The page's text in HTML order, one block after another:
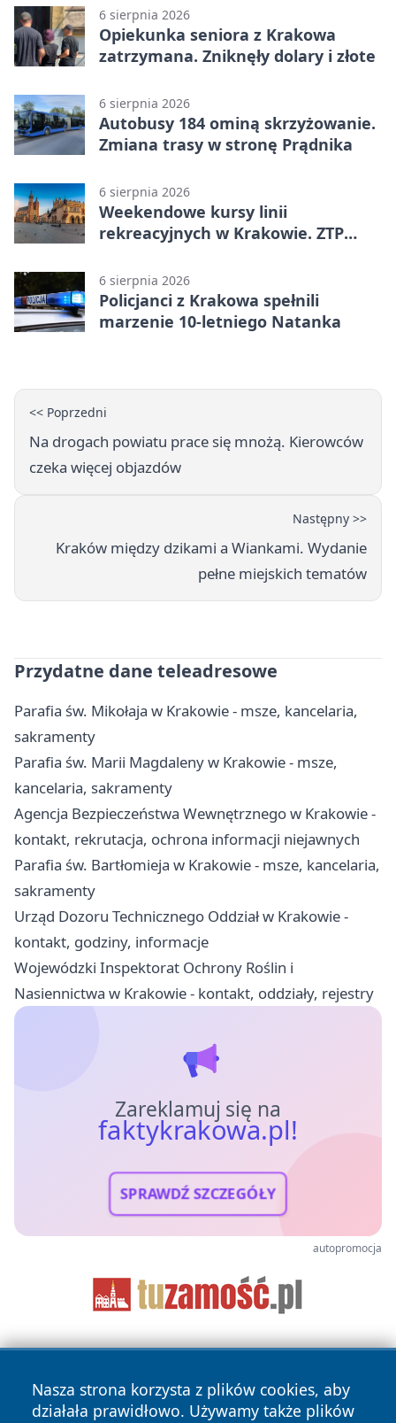
6 sierpnia 2026
Opiekunka seniora z Krakowa
zatrzymana. Zniknęły dolary i złote
6 sierpnia 2026
Autobusy 184 ominą skrzyżowanie.
Zmiana trasy w stronę Prądnika
6 sierpnia 2026
Weekendowe kursy linii
rekreacyjnych w Krakowie. ZTP
6 sierpnia 2026
Policjanci z Krakowa spełnili
marzenie 10-letniego Natanka
<< Poprzedni
Na drogach powiatu prace się mnożą. Kierowców
czeka więcej objazdów
Następny >>
Kraków między dzikami a Wiankami. Wydanie
pełne miejskich tematów
Przydatne dane teleadresowe
Parafia św. Mikołaja w Krakowie - msze, kancelaria,
sakramenty
Parafia św. Marii Magdaleny w Krakowie - msze,
kancelaria, sakramenty
Agencja Bezpieczeństwa Wewnętrznego w Krakowie -
kontakt, rekrutacja, ochrona informacji niejawnych
Parafia św. Bartłomieja w Krakowie - msze, kancelaria,
sakramenty
Urząd Dozoru Technicznego Oddział w Krakowie -
kontakt, godziny, informacje
Wojewódzki Inspektorat Ochrony Roślin i
Nasiennictwa w Krakowie - kontakt, oddziały, rejestry
Zareklamuj się na
faktykrakowa.pl!
SPRAWDŹ SZCZEGÓŁY
autopromocja
Nasza strona korzysta z plików cookies, aby
działała prawidłowo. Używamy także plików